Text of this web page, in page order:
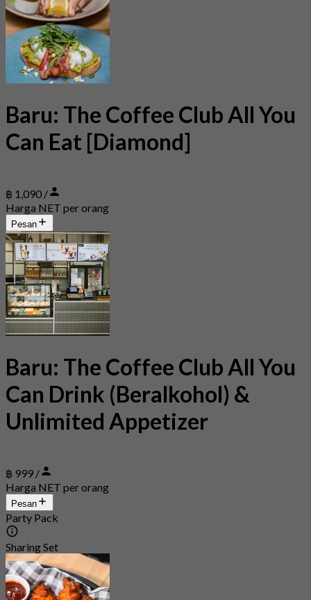
Baru: The Coffee Club All You
Can Eat [Diamond]
฿ 1,090 /
Harga NET per orang
Pesan
Baru: The Coffee Club All You
Can Drink (Beralkohol) &
Unlimited Appetizer
฿ 999 /
Harga NET per orang
Pesan
Party Pack
Sharing Set